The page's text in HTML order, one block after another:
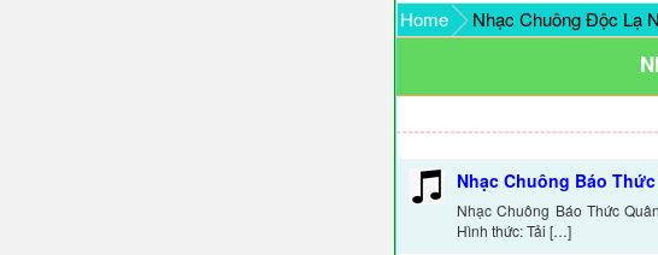
Home Nhạc Chuông Độc Lạ
Nhạc Chuông Báo
Nhạc Chuông Báo Thức
Hình thức: Tải […]